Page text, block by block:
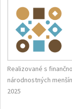
Realizované s
národnostných
2025